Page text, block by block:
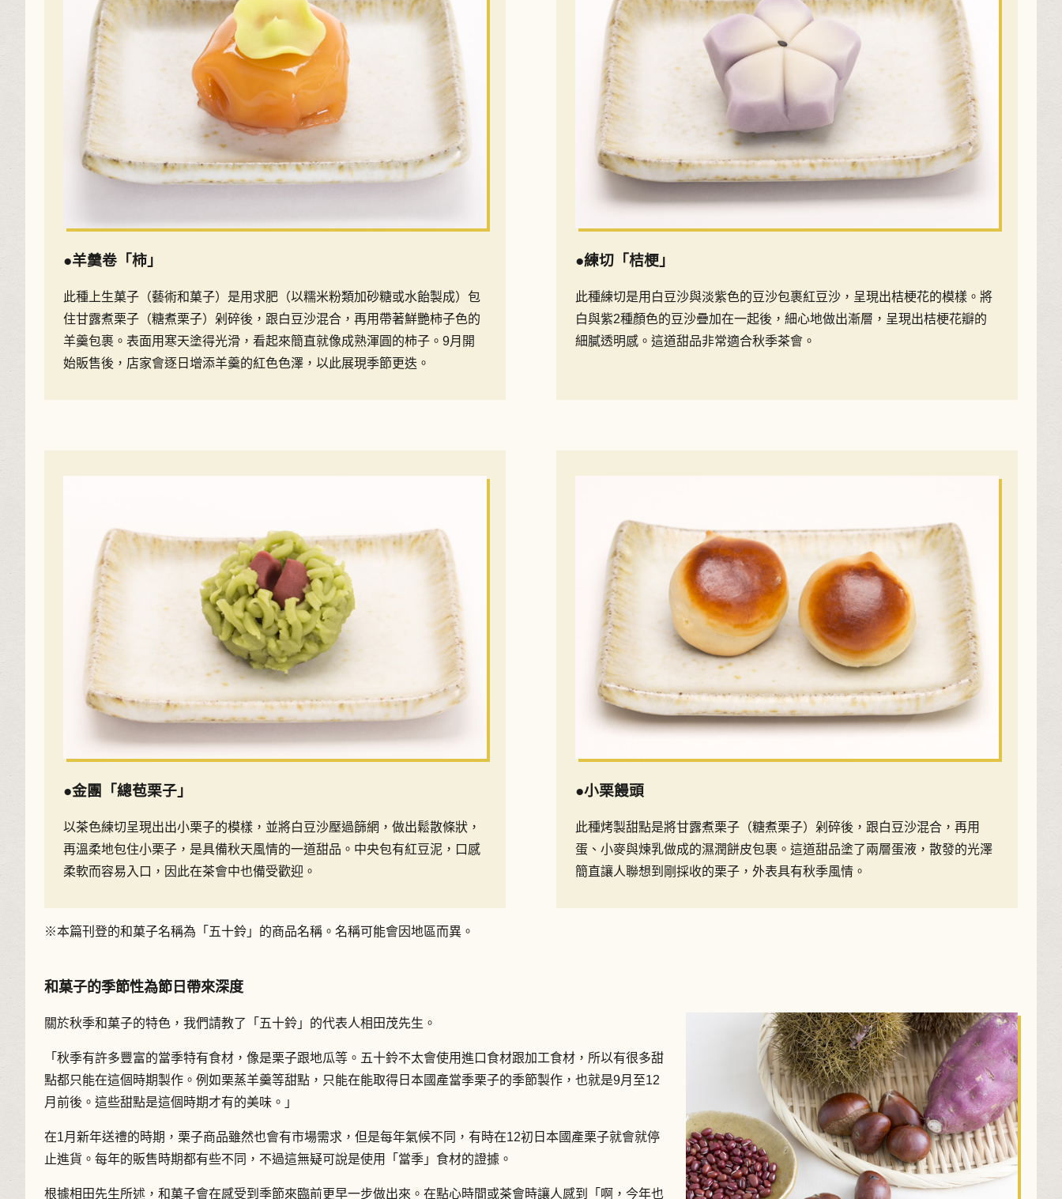
●羊羹卷「柿」
此種上生菓子（藝術和菓子）是用求肥（以糯米粉類加砂糖或水飴製成）包
住甘露煮栗子（糖煮栗子）剁碎後，跟白豆沙混合，再用帶著鮮艷柿子色的
羊羹包裹。表面用寒天塗得光滑，看起來簡直就像成熟渾圓的柿子。9月開
始販售後，店家會逐日增添羊羹的紅色色澤，以此展現季節更迭。
●練切「桔梗」
此種練切是用白豆沙與淡紫色的豆沙包裹紅豆沙，呈現出桔梗花的模樣。將
白與紫2種顏色的豆沙疊加在一起後，細心地做出漸層，呈現出桔梗花瓣的
細膩透明感。這道甜品非常適合秋季茶會。
●金團「總苞栗子」
以茶色練切呈現出出小栗子的模樣，並將白豆沙壓過篩網，做出鬆散條狀，
再溫柔地包住小栗子，是具備秋天風情的一道甜品。中央包有紅豆泥，口感
柔軟而容易入口，因此在茶會中也備受歡迎。
●小栗饅頭
此種烤製甜點是將甘露煮栗子（糖煮栗子）剁碎後，跟白豆沙混合，再用
蛋、小麥與煉乳做成的濕潤餅皮包裹。這道甜品塗了兩層蛋液，散發的光澤
簡直讓人聯想到剛採收的栗子，外表具有秋季風情。
※本篇刊登的和菓子名稱為「五十鈴」的商品名稱。名稱可能會因地區而異。
和菓子的季節性為節日帶來深度
關於秋季和菓子的特色，我們請教了「五十鈴」的代表人相田茂先生。
「秋季有許多豐富的當季特有食材，像是栗子跟地瓜等。五十鈴不太會使用進口食材跟加工食材，所以有很多甜
點都只能在這個時期製作。例如栗蒸羊羹等甜點，只能在能取得日本國產當季栗子的季節製作，也就是9月至12
月前後。這些甜點是這個時期才有的美味。」
在1月新年送禮的時期，栗子商品雖然也會有市場需求，但是每年氣候不同，有時在12初日本國產栗子就會就停
止進貨。每年的販售時期都有些不同，不過這無疑可說是使用「當季」食材的證據。
根據相田先生所述，和菓子會在感受到季節來臨前更早一步做出來。在點心時間或茶會時讓人感到「啊，今年也